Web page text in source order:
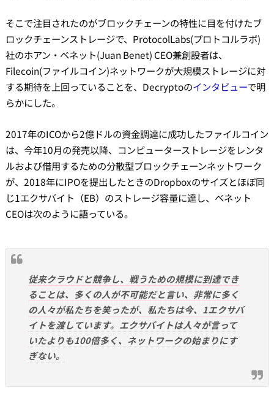
そこで注目されたのがブロックチェーンの特性に目を付けたブ
ロックチェーンストレージで、ProtocolLabs(プロトコルラボ)
社のホアン・ベネット(Juan Benet) CEO兼創設者は、
Filecoin(ファイルコイン)ネットワークが大規模ストレージに対
する期待を上回っていることを、Decryptoのインタビューで明
らかにした。
2017年のICOから2億ドルの資金調達に成功したファイルコイン
は、今年10月の発売以降、コンピューターストレージをレンタ
ルおよび借用するための分散型ブロックチェーンネットワーク
が、2018年にIPOを提出したときのDropboxのサイズとほぼ同
じ1エクサバイト（EB）のストレージ容量に達し、ベネット
CEOは次のように語っている。
従来クラウドと競争し、戦うための規模に到達でき
ることは、多くの人が不可能だと言い、非常に多く
の人々が私たちを笑ったが、私たちは今、1エクサバ
イトを渡しています。エクサバイトは人々が言って
いたよりも100倍多く、ネットワークの始まりにす
ぎない。